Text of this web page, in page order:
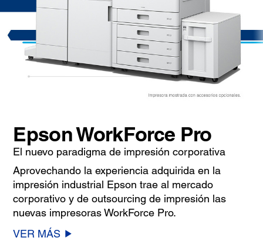
Epson WorkForce Pro
El nuevo paradigma de impresión corporativa
Aprovechando la experiencia adquirida en la
impresión industrial Epson trae al mercado
corporativo y de outsourcing de impresión las
nuevas impresoras WorkForce Pro.
VER MÁS